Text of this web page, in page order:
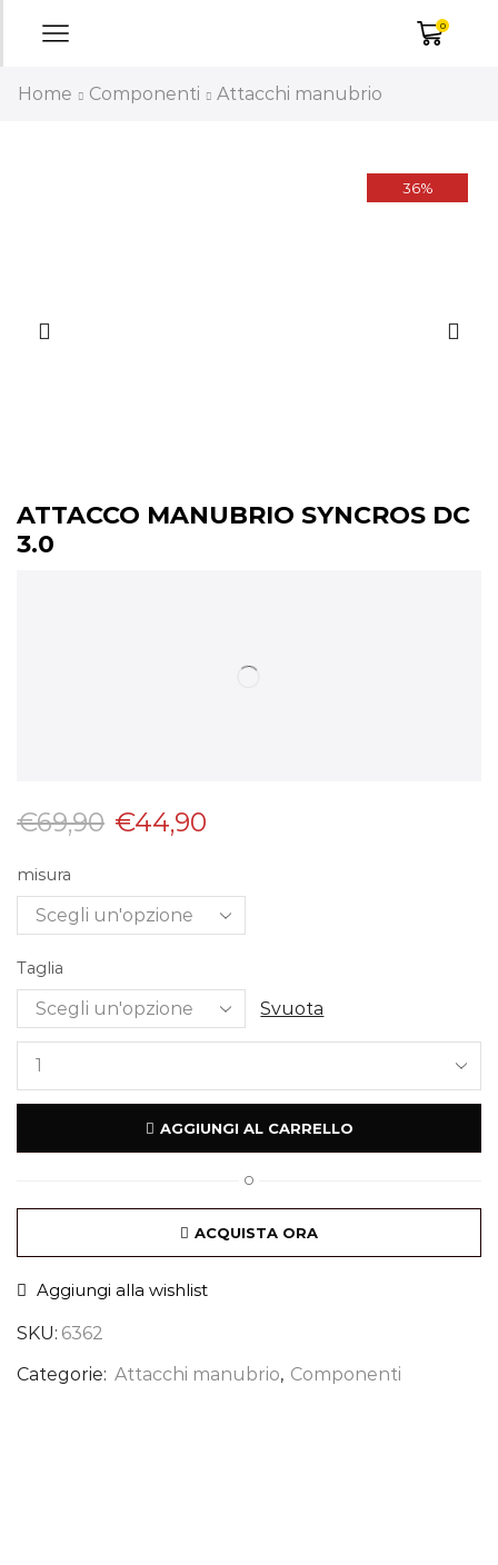
0
Home Componenti Attacchi manubrio
36%
ATTACCO MANUBRIO SYNCROS DC
3.0
€69,90 €44,90
misura
Taglia
Svuota
AGGIUNGI AL CARRELLO
O
ACQUISTA ORA
Aggiungi alla wishlist
SKU: 6362
Categorie: Attacchi manubrio, Componenti